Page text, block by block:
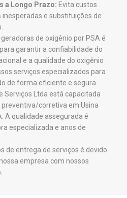
a Longo Prazo: Evita custos
inesperadas e substituições de
de oxigênio por PSA é
garantir a confiabilidade do
e a qualidade do oxigênio
serviços especializados para
de forma eficiente e segura.
Serviços Ltda está capacitada
corretiva em Usina
A qualidade assegurada é
especializada e anos de
de entrega de serviços é devido
empresa com nossos